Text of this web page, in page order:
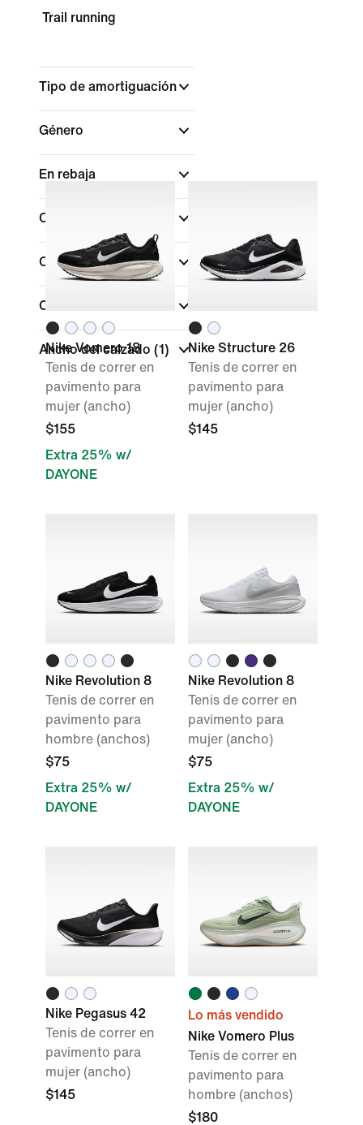
Trail running
Tipo de amortiguación
Género
En rebaja
Color
Comprar por precio
Colecciones
Ancho del calzado (1)
Nike Vomero 18
Tenis de correr en
pavimento para
mujer (ancho)
$155
Extra 25% w/
DAYONE
Nike Structure 26
Tenis de correr en
pavimento para
mujer (ancho)
$145
Nike Revolution 8
Tenis de correr en
pavimento para
hombre (anchos)
$75
Extra 25% w/
DAYONE
Nike Revolution 8
Tenis de correr en
pavimento para
mujer (ancho)
$75
Extra 25% w/
DAYONE
Nike Pegasus 42
Tenis de correr en
pavimento para
mujer (ancho)
$145
Lo más vendido
Nike Vomero Plus
Tenis de correr en
pavimento para
hombre (anchos)
$180